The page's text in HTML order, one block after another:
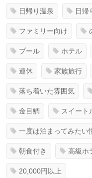
日帰り温泉 日帰
ファミリー向け
プール ホテル
連休 家族旅行
落ち着いた雰囲気
金目鯛 スイート
一度は泊まってみたい
朝食付き 高級ホ
20,000円以上